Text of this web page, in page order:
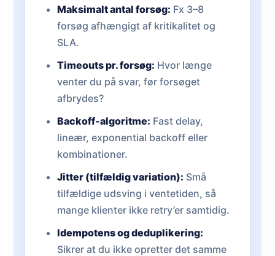
Maksimalt antal forsøg: Fx 3–8
forsøg afhængigt af kritikalitet og
SLA.
Timeouts pr. forsøg: Hvor længe
venter du på svar, før forsøget
afbrydes?
Backoff-algoritme: Fast delay,
lineær, exponential backoff eller
kombinationer.
Jitter (tilfældig variation): Små
tilfældige udsving i ventetiden, så
mange klienter ikke retry’er samtidig.
Idempotens og deduplikering:
Sikrer at du ikke opretter det samme